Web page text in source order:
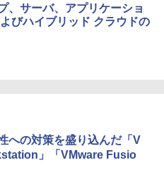
て身につくHTML & CSSとWe
入門講座［第2版］
7インチディスプレイ、明
整、色調調節ライト、12週間
リー、広告なし、メタリック
告無し、ブラック (2025年発
、サーバ、アプリケーショ
びハイブリッド クラウドの
への対策を盛り込んだ「V
」「VMware Fusio